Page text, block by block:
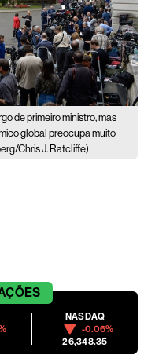
de primeiro ministro, mas
global preocupa muito
Chris J. Ratcliffe)
NASDAQ
-0.06%
26,348.35